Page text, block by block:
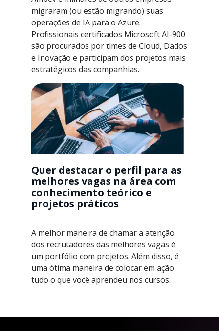
migraram (ou estão migrando) suas
operações de IA para o Azure.
Profissionais certificados Microsoft AI-900
são procurados por times de Cloud, Dados
e Inovação e participam dos projetos mais
estratégicos das companhias.
Quer destacar o perfil para as
melhores vagas na área com
conhecimento teórico e
projetos práticos
A melhor maneira de chamar a atenção
dos recrutadores das melhores vagas é
um portfólio com projetos. Além disso, é
uma ótima maneira de colocar em ação
tudo o que você aprendeu nos cursos.